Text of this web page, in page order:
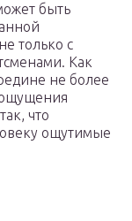
быть
только с
Как
не более
что
ощутимые